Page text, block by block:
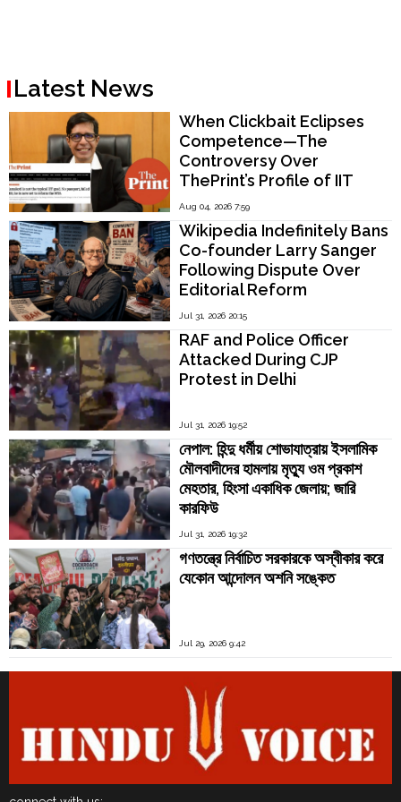
Latest News
When Clickbait Eclipses
Competence—The
Controversy Over
ThePrint’s Profile of IIT
Madras Director V.
Kamakoti
Aug 04, 2026 7:59
Wikipedia Indefinitely Bans
Co-founder Larry Sanger
Following Dispute Over
Editorial Reform
Jul 31, 2026 20:15
RAF and Police Officer
Attacked During CJP
Protest in Delhi
Jul 31, 2026 19:52
নেপাল: হিন্দু ধর্মীয় শোভাযাত্রায় ইসলামিক
মৌলবাদীদের হামলায় মৃত্যু ওম প্রকাশ
মেহতার, হিংসা একাধিক জেলায়; জারি
কারফিউ
Jul 31, 2026 19:32
গণতন্ত্রে নির্বাচিত সরকারকে অস্বীকার করে
যেকোন আন্দোলন অশনি সঙ্কেত
Jul 29, 2026 9:42